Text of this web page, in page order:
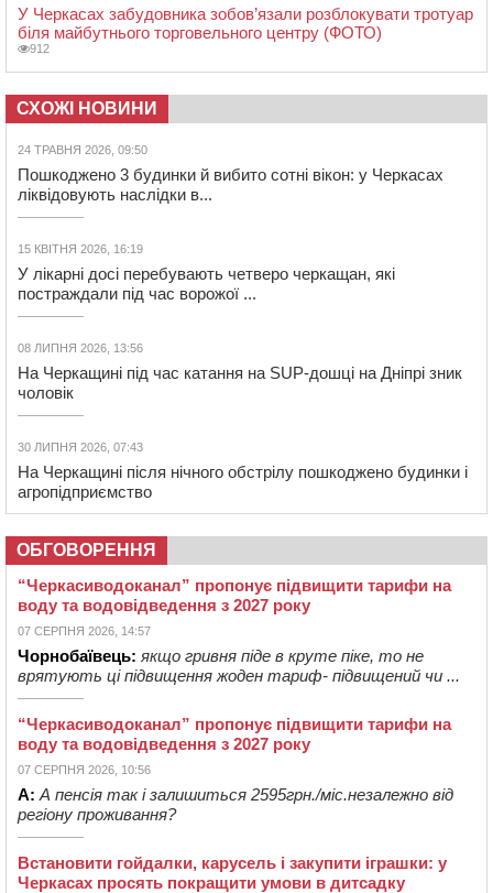
У Черкасах забудовника зобов’язали розблокувати тротуар
біля майбутнього торговельного центру (ФОТО)
912
СХОЖІ НОВИНИ
24 ТРАВНЯ 2026, 09:50
Пошкоджено 3 будинки й вибито сотні вікон: у Черкасах
ліквідовують наслідки в...
15 КВІТНЯ 2026, 16:19
У лікарні досі перебувають четверо черкащан, які
постраждали під час ворожої ...
08 ЛИПНЯ 2026, 13:56
На Черкащині під час катання на SUP-дошці на Дніпрі зник
чоловік
30 ЛИПНЯ 2026, 07:43
На Черкащині після нічного обстрілу пошкоджено будинки і
агропідприємство
ОБГОВОРЕННЯ
“Черкасиводоканал” пропонує підвищити тарифи на
воду та водовідведення з 2027 року
07 СЕРПНЯ 2026, 14:57
Чорнобаївець: якщо гривня піде в круте піке, то не
врятують ці підвищення жоден тариф- підвищений чи ...
“Черкасиводоканал” пропонує підвищити тарифи на
воду та водовідведення з 2027 року
07 СЕРПНЯ 2026, 10:56
А: А пенсія так і залишиться 2595грн./міс.незалежно від
регіону проживання?
Встановити гойдалки, карусель і закупити іграшки: у
Черкасах просять покращити умови в дитсадку